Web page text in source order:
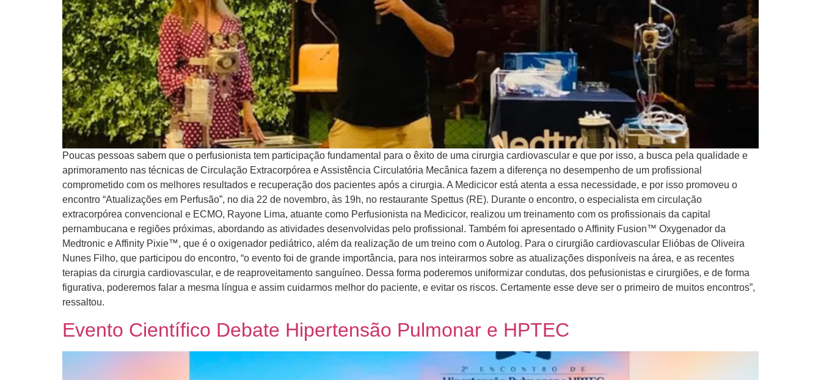
Poucas pessoas sabem que o perfusionista tem participação fundamental para o êxito de uma cirurgia cardiovascular e que por isso, a busca pela qualidade e
aprimoramento nas técnicas de Circulação Extracorpórea e Assistência Circulatória Mecânica fazem a diferença no desempenho de um profissional
comprometido com os melhores resultados e recuperação dos pacientes após a cirurgia. A Medicicor está atenta a essa necessidade, e por isso promoveu o
encontro “Atualizações em Perfusão”, no dia 22 de novembro, às 19h, no restaurante Spettus (RE). Durante o encontro, o especialista em circulação
extracorpórea convencional e ECMO, Rayone Lima, atuante como Perfusionista na Medicicor, realizou um treinamento com os profissionais da capital
pernambucana e regiões próximas, abordando as atividades desenvolvidas pelo profissional. Também foi apresentado o Affinity Fusion™ Oxygenador da
Medtronic e Affinity Pixie™, que é o oxigenador pediátrico, além da realização de um treino com o Autolog. Para o cirurgião cardiovascular Elióbas de Oliveira
Nunes Filho, que participou do encontro, “o evento foi de grande importância, para nos inteirarmos sobre as atualizações disponíveis na área, e as recentes
terapias da cirurgia cardiovascular, e de reaproveitamento sanguíneo. Dessa forma poderemos uniformizar condutas, dos pefusionistas e cirurgiões, e de forma
figurativa, poderemos falar a mesma língua e assim cuidarmos melhor do paciente, e evitar os riscos. Certamente esse deve ser o primeiro de muitos encontros”,
ressaltou.
Evento Científico Debate Hipertensão Pulmonar e HPTEC